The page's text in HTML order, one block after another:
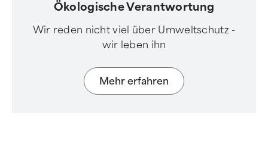
Ökologische Verantwortung
Wir reden nicht viel über Umweltschutz -
wir leben ihn
Mehr erfahren